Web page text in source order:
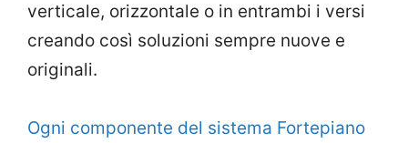
verticale, orizzontale o in entrambi i versi
creando così soluzioni sempre nuove e
originali.
Ogni componente del sistema Fortepiano